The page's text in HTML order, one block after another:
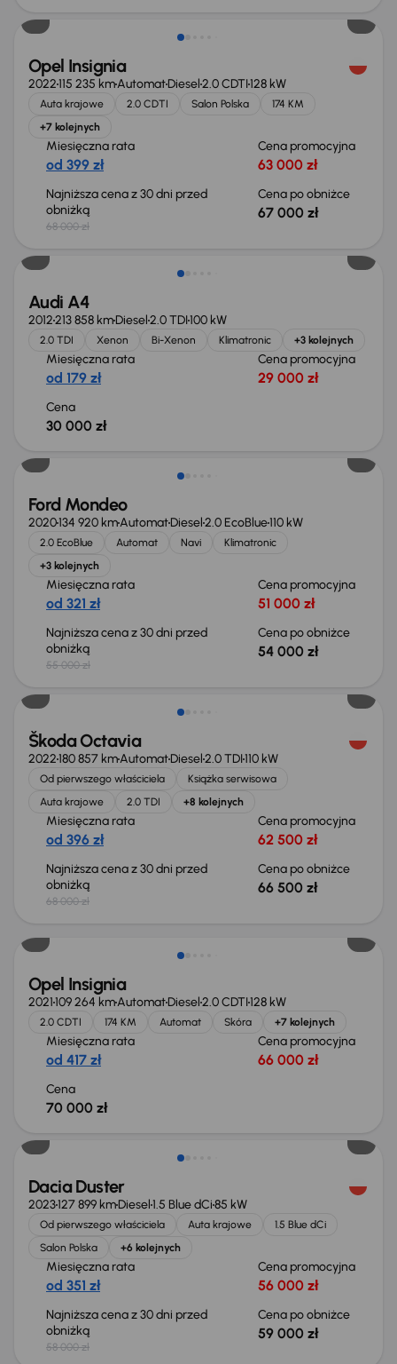
Opel Insignia
2022115 235 kmAutomatDiesel2.0 CDTI128 kW
Auta krajowe 2.0 CDTI Salon Polska
174 KM
+7 kolejnych
Miesięczna rata
od 399 zł
Cena promocyjna
63 000 zł
Najniższa cena z 30 dni przed
obniżką
68 000 zł
Cena po obniżce
67 000 zł
Świeżo skupione
Audi A4
2012213 858 kmDiesel2.0 TDI100 kW
2.0 TDI Xenon Bi-Xenon Klimatronic +3 kolejnych
Miesięczna rata
od 179 zł
Cena promocyjna
29 000 zł
Cena
30 000 zł
Ford Mondeo
2020134 920 kmAutomatDiesel2.0 EcoBlue110 kW
2.0 EcoBlue Automat Navi
Klimatronic
+3 kolejnych
Miesięczna rata
od 321 zł
Cena promocyjna
51 000 zł
Najniższa cena z 30 dni przed
obniżką
55 000 zł
Cena po obniżce
54 000 zł
Świeżo skupione
Škoda Octavia
2022180 857 kmAutomatDiesel2.0 TDI110 kW
Od pierwszego właściciela
Książka serwisowa
Auta krajowe
2.0 TDI +8 kolejnych
Miesięczna rata
od 396 zł
Cena promocyjna
62 500 zł
Najniższa cena z 30 dni przed
obniżką
68 000 zł
Cena po obniżce
66 500 zł
Opel Insignia
2021109 264 kmAutomatDiesel2.0 CDTI128 kW
2.0 CDTI 174 KM Automat Skóra +7 kolejnych
Miesięczna rata
od 417 zł
Cena promocyjna
66 000 zł
Cena
70 000 zł
Dacia Duster
2023127 899 kmDiesel1.5 Blue dCi85 kW
Od pierwszego właściciela Auta krajowe
1.5 Blue dCi
Salon Polska
+6 kolejnych
Miesięczna rata
od 351 zł
Cena promocyjna
56 000 zł
Najniższa cena z 30 dni przed
obniżką
58 000 zł
Cena po obniżce
59 000 zł
Możliwość odliczenia VAT